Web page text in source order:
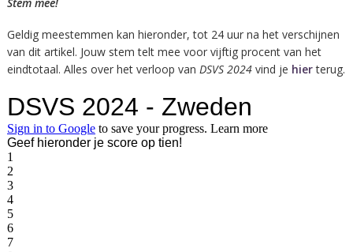
Geldig meestemmen kan hieronder, tot 24 uur na het verschijnen
van dit artikel. Jouw stem telt mee voor vijftig procent van het
eindtotaal. Alles over het verloop van DSVS 2024vind je hierterug.